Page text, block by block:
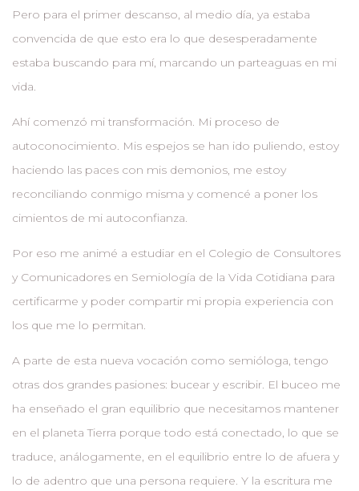
Pero para el primer descanso, al medio día, ya estaba
convencida de que esto era lo que desesperadamente
estaba buscando para mí, marcando un parteaguas en mi
vida.
Ahí comenzó mi transformación. Mi proceso de
autoconocimiento. Mis espejos se han ido puliendo, estoy
haciendo las paces con mis demonios, me estoy
reconciliando conmigo misma y comencé a poner los
cimientos de mi autoconfianza.
Por eso me animé a estudiar en el Colegio de Consultores
y Comunicadores en Semiología de la Vida Cotidiana para
certificarme y poder compartir mi propia experiencia con
los que me lo permitan.
A parte de esta nueva vocación como semióloga, tengo
otras dos grandes pasiones: bucear y escribir. El buceo me
ha enseñado el gran equilibrio que necesitamos mantener
en el planeta Tierra porque todo está conectado, lo que se
traduce, análogamente, en el equilibrio entre lo de afuera y
lo de adentro que una persona requiere. Y la escritura me